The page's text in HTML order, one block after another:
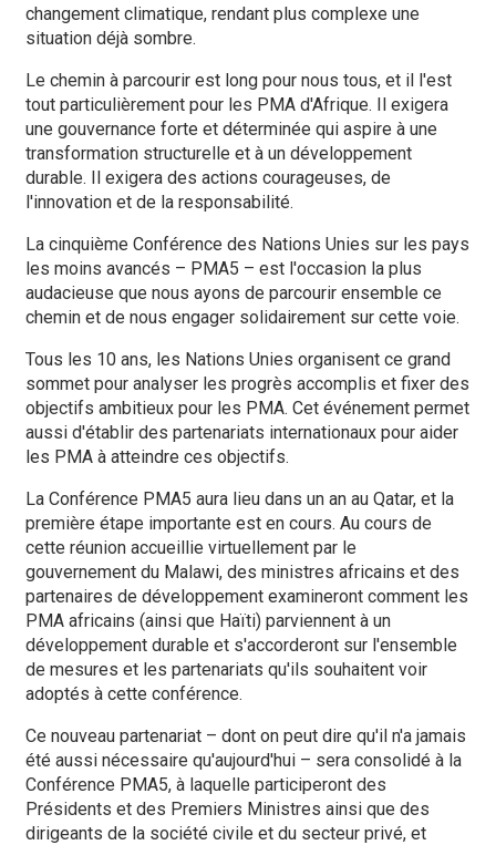
changement climatique, rendant plus complexe une
situation déjà sombre.
Le chemin à parcourir est long pour nous tous, et il l'est
tout particulièrement pour les PMA d'Afrique. Il exigera
une gouvernance forte et déterminée qui aspire à une
transformation structurelle et à un développement
durable. Il exigera des actions courageuses, de
l'innovation et de la responsabilité.
La cinquième Conférence des Nations Unies sur les pays
les moins avancés – PMA5 – est l'occasion la plus
audacieuse que nous ayons de parcourir ensemble ce
chemin et de nous engager solidairement sur cette voie.
Tous les 10 ans, les Nations Unies organisent ce grand
sommet pour analyser les progrès accomplis et fixer des
objectifs ambitieux pour les PMA. Cet événement permet
aussi d'établir des partenariats internationaux pour aider
les PMA à atteindre ces objectifs.
La Conférence PMA5 aura lieu dans un an au Qatar, et la
première étape importante est en cours. Au cours de
cette réunion accueillie virtuellement par le
gouvernement du Malawi, des ministres africains et des
partenaires de développement examineront comment les
PMA africains (ainsi que Haïti) parviennent à un
développement durable et s'accorderont sur l'ensemble
de mesures et les partenariats qu'ils souhaitent voir
adoptés à cette conférence.
Ce nouveau partenariat – dont on peut dire qu'il n'a jamais
été aussi nécessaire qu'aujourd'hui – sera consolidé à la
Conférence PMA5, à laquelle participeront des
Présidents et des Premiers Ministres ainsi que des
dirigeants de la société civile et du secteur privé, et